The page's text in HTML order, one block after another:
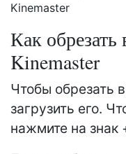
Kinemaster
Как
Kinemaster
Чтобы обрезать
загрузить его.
нажмите на знак